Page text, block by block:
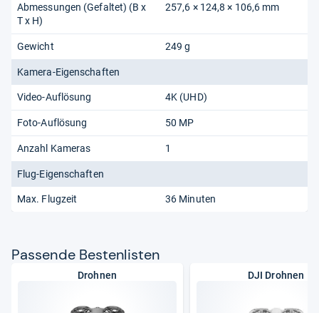
Abmessungen (Gefaltet) (B x
T x H)
257,6 × 124,8 × 106,6 mm
Gewicht 249 g
Kamera-Eigenschaften
Video-Auflösung 4K (UHD)
Foto-Auflösung 50 MP
Anzahl Kameras 1
Flug-Eigenschaften
Max. Flugzeit 36 Minuten
Pas­sende Bes­ten­lis­ten
Drohnen DJI Drohnen